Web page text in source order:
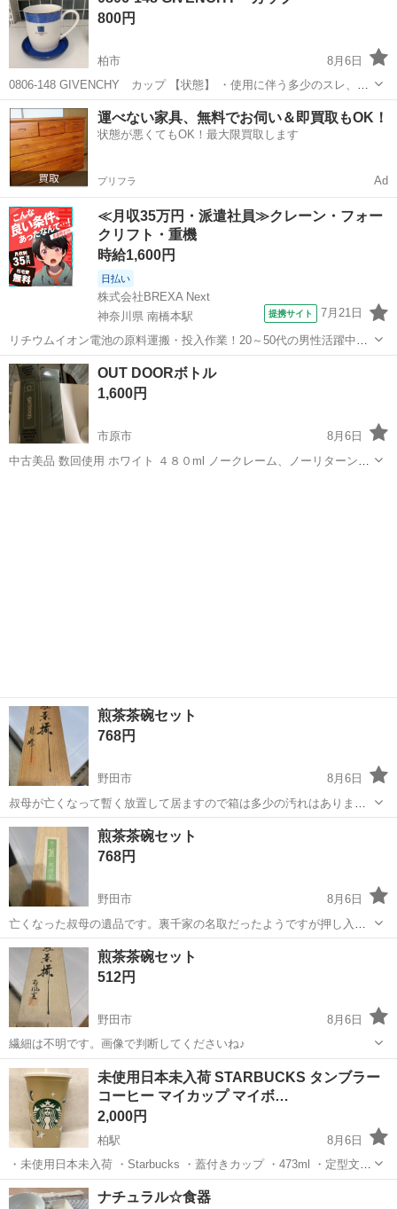
800円
柏市
8月6日
0806-148 GIVENCHY カップ 【状態】 ・使用に伴う多少のスレ、キ
ズ、落としきれない汚れなどございます ・詳細は現地でご確認くださ
い ・お値引きは出来かねますのでご了承願います ※中古品のため...
千葉 柏市 食器 GIVENCHY
運べない家具、無料でお伺い＆即買取もOK！
状態が悪くてもOK！最大限買取します
プリフラ Ad
≪月収35万円・派遣社員≫クレーン・フォー
クリフト・重機
時給1,600円
日払い
株式会社BREXA Next
神奈川県 南橋本駅
提携サイト 7月21日
リチウムイオン電池の原料運搬・投入作業！20～50代の男性活躍中★
ワンルーム寮完備！赴任旅費会社負担！年間休日130日★フォークリフ
ト免許お持ちの方、活躍中！就業先食堂利用可★《神奈川県相模原
市》 人気の工場のお仕事 ◇電...
神奈川 相模原市 南橋本駅 その他
OUT DOORボトル
1,600円
市原市
8月6日
中古美品 数回使用 ホワイト ４８０ml ノークレーム、ノーリターンで
煎茶茶碗セット
768円
野田市
8月6日
叔母が亡くなって暫く放置して居ますので箱は多少の汚れはあります
が、中身は大丈夫だと思います。割れ掛けは有りません
千葉 野田市 食器 煎茶
煎茶茶碗セット
768円
野田市
8月6日
亡くなった叔母の遺品です。裏千家の名取だったようですが押し入れ
に保管されてました。
千葉 野田市 食器 煎茶
煎茶茶碗セット
512円
野田市
8月6日
繊細は不明です。画像で判断してくださいね♪
千葉 野田市 食器 煎茶
未使用日本未入荷 STARBUCKS タンブラー
コーヒー マイカップ マイボ…
2,000円
柏駅
8月6日
・未使用日本未入荷 ・Starbucks ・蓋付きカップ ・473ml ・定型文に
は返信しません ・お取引希望の方はご都合の良い日時をいくつか記載
してご連絡ください ・複数点購入以外値引きいたしません
千葉 柏市 食器
ナチュラル☆食器